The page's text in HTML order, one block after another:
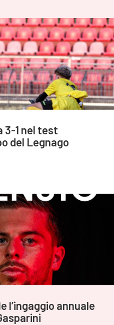
3-1 nel test
del Legnago
l’ingaggio annuale